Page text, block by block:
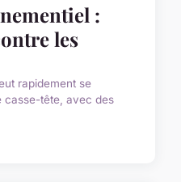
:
les
rapidement se
casse-tête, avec des